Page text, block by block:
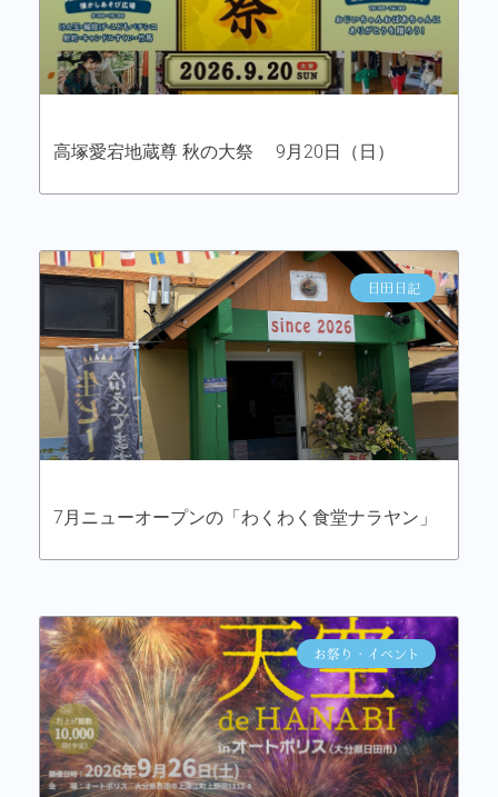
高塚愛宕地蔵尊 秋の大祭 9月20日（日）
日田日記
7月ニューオープンの「わくわく食堂ナラヤン」
お祭り・イベント